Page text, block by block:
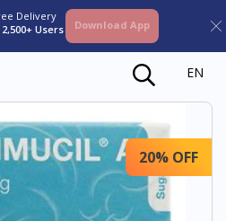
Delivery
Users Download App
EN
20% OFF